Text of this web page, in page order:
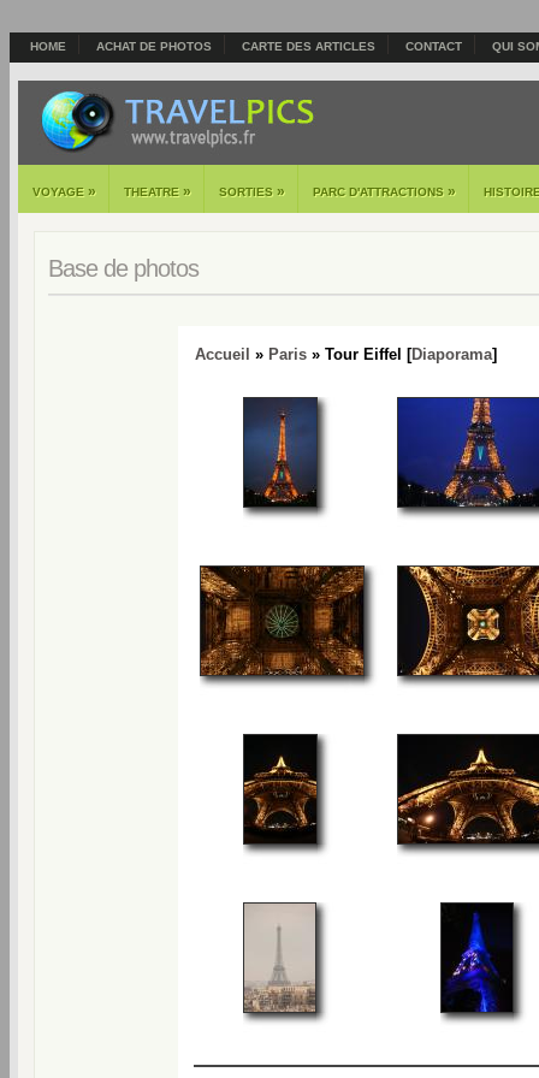
HOME ACHAT DE PHOTOS CARTE DES ARTICLES CONTACT QUI
VOYAGE » THEATRE » SORTIES » PARC D'ATTRACTIONS »
Base de photos
Accueil » Paris» Tour Eiffel [Diaporama]